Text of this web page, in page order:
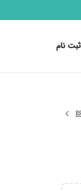
نام